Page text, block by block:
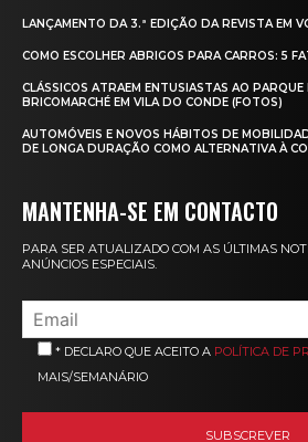
LANÇAMENTO DA 3.ª EDIÇÃO DA REVISTA EM
COMO ESCOLHER ABRIGOS PARA CARROS: 5
CLÁSSICOS ATRAEM ENTUSIASTAS AO
BRICOMARCHÉ EM VILA DO CONDE (FOTOS)
AUTOMÓVEIS E NOVOS HÁBITOS DE
DE LONGA DURAÇÃO COMO ALTERNATIVA À
MANTENHA-SE EM CONTACTO
PARA SER ATUALIZADO COM AS ÚLTIMAS
ANÚNCIOS ESPECIAIS.
* DECLARO QUE ACEITO A POLÍTICA DE
MAIS/SEMANÁRIO